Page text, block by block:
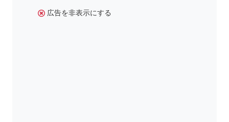
広告を非表示にする